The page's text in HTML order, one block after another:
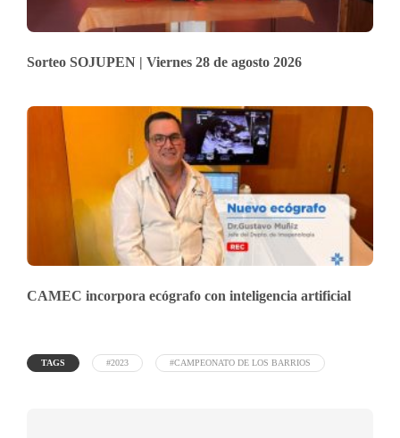
Sorteo SOJUPEN | Viernes 28 de agosto 2026
CAMEC incorpora ecógrafo con inteligencia artificial
TAGS #2023 #CAMPEONATO DE LOS BARRIOS